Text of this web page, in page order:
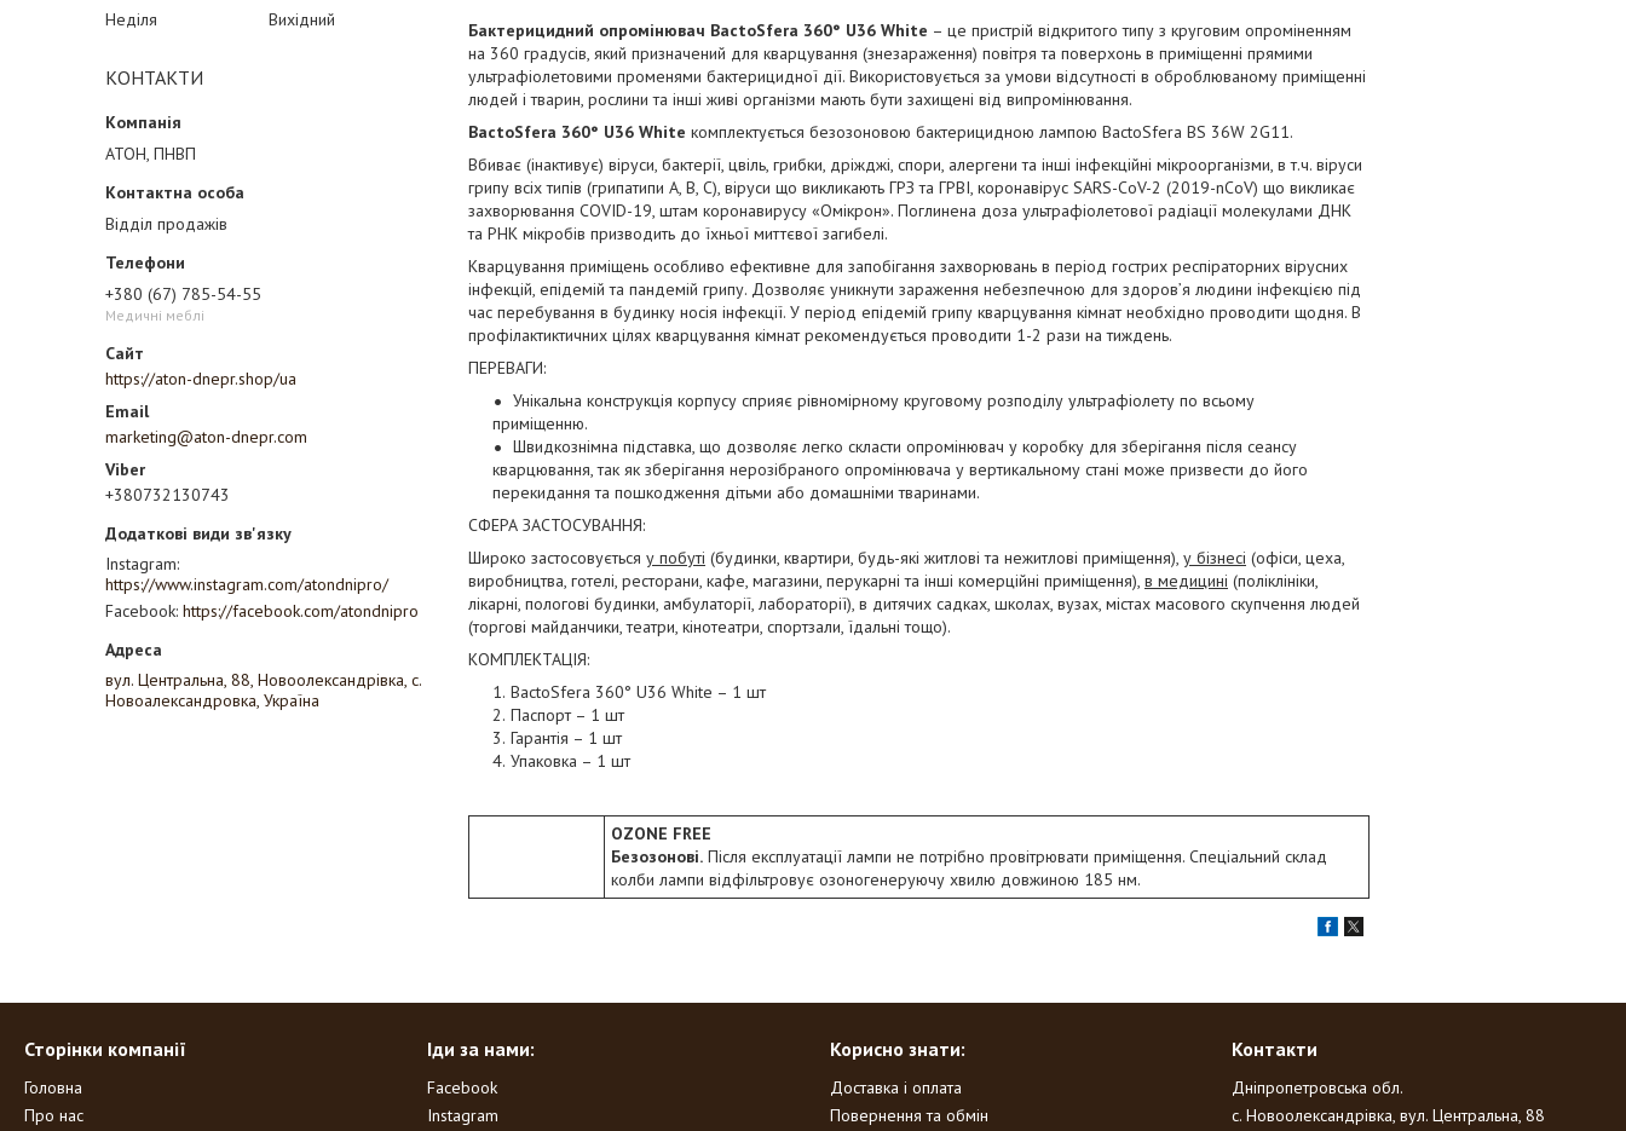
Неділя
Вихідний
КОНТАКТИ
АТОН, ПНВП
Відділ продажів
+380 (67) 785-54-55
Медичні меблі
https://aton-dnepr.shop/ua
marketing@aton-dnepr.com
+380732130743
Instagram
https://www.instagram.com/atondnipro/
Facebook https://facebook.com/atondnipro
вул. Центральна, 88, Новоолександрівка, с.
Новоалександровка, Україна
Бактерицидний опромінювач BactoSfera 360° U36 White – це пристрій відкритого типу з круговим опроміненням
на 360 градусів, який призначений для кварцування (знезараження) повітря та поверхонь в приміщенні прямими
ультрафіолетовими променями бактерицидної дії. Використовується за умови відсутності в оброблюваному приміщенні
людей і тварин, рослини та інші живі організми мають бути захищені від випромінювання.
BactoSfera 360° U36 White комплектується безозоновою бактерицидною лампою BactoSfera BS 36W 2G11.
Вбиває (інактивує) віруси, бактерії, цвіль, грибки, дріжджі, спори, алергени та інші інфекційні мікроорганізми, в т.ч. віруси
грипу всіх типів (грипатипи A, B, C), віруси що викликають ГРЗ та ГРВІ, коронавірус SARS-CoV-2 (2019-nCoV) що викликає
захворювання COVID-19, штам коронавирусу «Омікрон». Поглинена доза ультрафіолетової радіації молекулами ДНК
та РНК мікробів призводить до їхньої миттєвої загибелі.
Кварцування приміщень особливо ефективне для запобігання захворювань в період гострих респіраторних вірусних
інфекцій, епідемій та пандемій грипу. Дозволяє уникнути зараження небезпечною для здоров’я людини інфекцією під
час перебування в будинку носія інфекції. У період епідемій грипу кварцування кімнат необхідно проводити щодня. В
профілактиктичних цілях кварцування кімнат рекомендується проводити 1-2 рази на тиждень.
ПЕРЕВАГИ:
Унікальна конструкція корпусу сприяє рівномірному круговому розподілу ультрафіолету по всьому
приміщенню.
Швидкознімна підставка, що дозволяє легко скласти опромінювач у коробку для зберігання після сеансу
кварцювання, так як зберігання нерозібраного опромінювача у вертикальному стані може призвести до його
перекидання та пошкодження дітьми або домашніми тваринами.
СФЕРА ЗАСТОСУВАННЯ:
Широко застосовується у побуті (будинки, квартири, будь-які житлові та нежитлові приміщення), у бізнесі (офіси, цеха,
виробництва, готелі, ресторани, кафе, магазини, перукарні та інші комерційні приміщення), в медицині (поліклініки,
лікарні, пологові будинки, амбулаторії, лабораторії), в дитячих садках, школах, вузах, містах масового скупчення людей
(торгові майданчики, театри, кінотеатри, спортзали, їдальні тощо).
КОМПЛЕКТАЦІЯ:
BactoSfera 360° U36 White – 1 шт
Паспорт – 1 шт
Гарантія – 1 шт
Упаковка – 1 шт
OZONE FREE
Безозонові. Після експлуатації лампи не потрібно провітрювати приміщення. Спеціальний склад
колби лампи відфільтровує озоногенеруючу хвилю довжиною 185 нм.
Сторінки компанії
Головна
Про нас
Іди за нами:
Facebook
Instagram
Корисно знати:
Доставка і оплата
Повернення та обмін
Контакти
Дніпропетровська обл.
с. Новоолександрівка, вул. Центральна, 88